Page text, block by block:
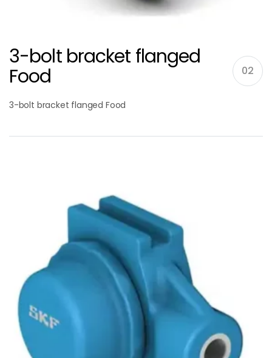
3-bolt bracket flanged
Food 02
3-bolt bracket flanged Food